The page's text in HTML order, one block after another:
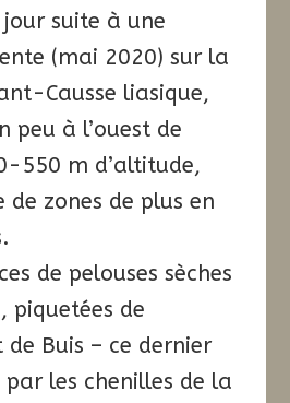
suite à une
(mai 2020) sur la
Causse liasique,
peu à l’ouest de
550 m d’altitude,
de zones de plus en
de pelouses sèches
piquetées de
Buis – ce dernier
les chenilles de la